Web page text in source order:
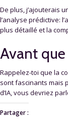
De plus, j’ajouterais
l’analyse prédictive:
plus détaillé et la
Avant
Rappelez-toi que la
sont fascinants mais
d’IA, vous devriez
Partager :